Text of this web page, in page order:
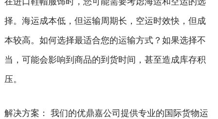
择。海运成本低，但运输周期长，空运时效快，但成
本较高。如何选择最适合您的运输方式？如果选择不
当，可能会影响到商品的到货时间，甚至造成库存积
压。
解决方案： 我们的优鼎嘉公司提供专业的国际货物运